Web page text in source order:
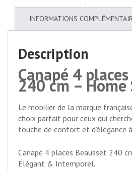
INFORMATIONS
Description
Canapé 4
240 cm –
Le mobilier de la marque
choix parfait pour ceux qui
touche de confort et d’élégance
Canapé 4 places Beausset 240
Élégant & Intemporel.